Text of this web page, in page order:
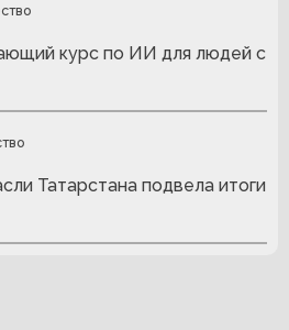
курс по ИИ для людей с
Татарстана подвела итоги